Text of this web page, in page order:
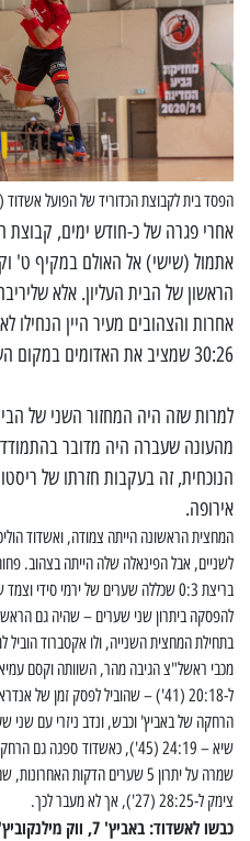
הפסד בית לקבוצת הכדוריד של הפועל
אחרי פגרה של כ-חודש ימים, קבוצת
אתמול (שישי) אל האולם במקיף ט'
הראשון של הבית העליון. אלא
אחרות והצהובים מעיר היין הנחילו
30:26 שמציב את האדומים במקום השישי של החלק העליון של הליגה.
למרות שזה היה המחזור השני של
מהעונה שעברה היה מדובר
הנוכחית, זה בעקבות חזרתו של
אירופה.
המחצית הראשונה הייתה צמודה, ואשדוד
לשניים, אבל הפינאלה שלה הייתה בצהוב.
בריצת 0:3 שכללה שערים של ירמי
להפסקה ביתרון שני שערים – שהיה גם
בתחילת המחצית השנייה, ולו אקסברוד הוביל למהפך –
ל-20:18 (41') – שהוביל לפסק זמן
הרחקה של באביץ' וכבש, ונדב ניזרי עם שני
שיא – 24:19 (45'), כאשדוד
שמרה על יתרון 5 שערים הדקות
צימק ל-28:25 (27'), אך לא מעבר לכך.